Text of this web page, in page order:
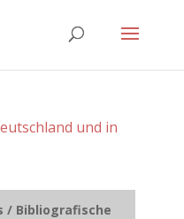
und in
/ Bibliografische